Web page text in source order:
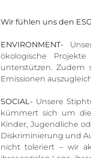
Wir fühlen uns den
ENVIRONMENT-
ökologische
unterstützen. Zudem
Emissionen
SOCIAL- Unsere
kümmert sich um die
Kinder, Jugendliche
Diskriminierung und
nicht toleriert – wir